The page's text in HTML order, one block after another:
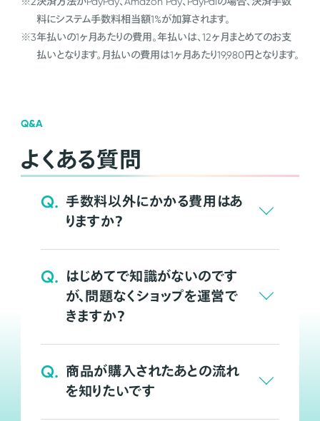
料にシステム手数料相当額1%が加算されます。
※3年払いの1ヶ月あたりの費用。年払いは、12ヶ月まとめてのお支
払いとなります。月払いの費用は1ヶ月あたり19,980円となります。
Q&A
よくある質問
Q. 手数料以外にかかる費用はあ
りますか？
Q. はじめてで知識がないのです
が、問題なくショップを運営で
きますか？
Q. 商品が購入されたあとの流れ
を知りたいです